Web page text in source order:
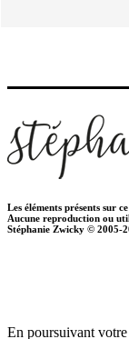
Les éléments présents sur
Aucune reproduction ou
Stéphanie Zwicky © 2005-
En poursuivant